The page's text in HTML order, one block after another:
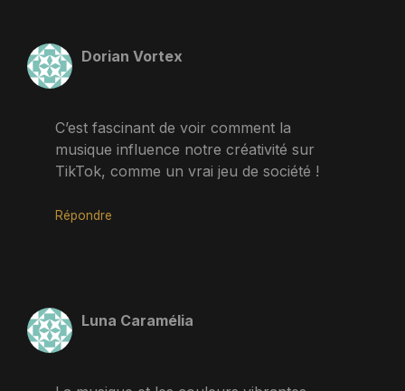
Dorian Vortex
C’est fascinant de voir comment la
musique influence notre créativité sur
TikTok, comme un vrai jeu de société !
Répondre
Luna Caramélia